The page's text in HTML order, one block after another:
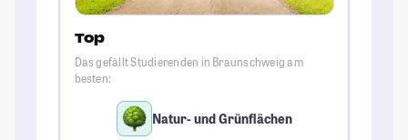
Top
Das gefällt Studierenden in Braunschweig am
besten:
Natur- und Grünflächen